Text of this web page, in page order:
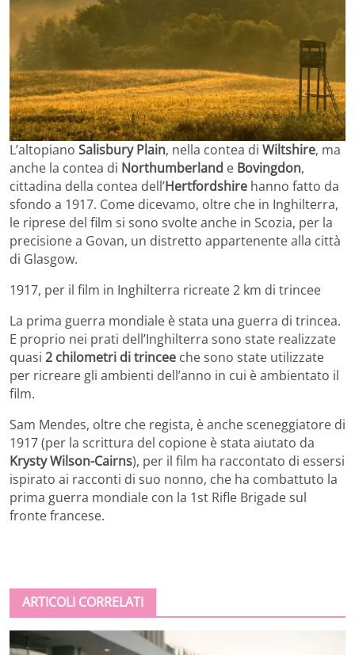
L’altopiano Salisbury Plain, nella contea di Wiltshire, ma
anche la contea di Northumberland e Bovingdon,
cittadina della contea dell’Hertfordshire hanno fatto da
sfondo a 1917. Come dicevamo, oltre che in Inghilterra,
le riprese del film si sono svolte anche in Scozia, per la
precisione a Govan, un distretto appartenente alla città
di Glasgow.
1917, per il film in Inghilterra ricreate 2 km di trincee
La prima guerra mondiale è stata una guerra di trincea.
E proprio nei prati dell’Inghilterra sono state realizzate
quasi 2 chilometri di trincee che sono state utilizzate
per ricreare gli ambienti dell’anno in cui è ambientato il
film.
Sam Mendes, oltre che regista, è anche sceneggiatore di
1917 (per la scrittura del copione è stata aiutato da
Krysty Wilson-Cairns), per il film ha raccontato di essersi
ispirato ai racconti di suo nonno, che ha combattuto la
prima guerra mondiale con la 1st Rifle Brigade sul
fronte francese.
ARTICOLI CORRELATI